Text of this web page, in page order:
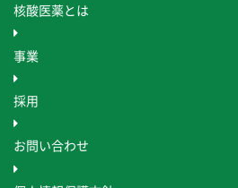
核酸医薬とは
事業
採用
お問い合わせ